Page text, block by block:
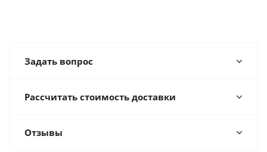
Задать вопрос
Рассчитать стоимость доставки
Отзывы